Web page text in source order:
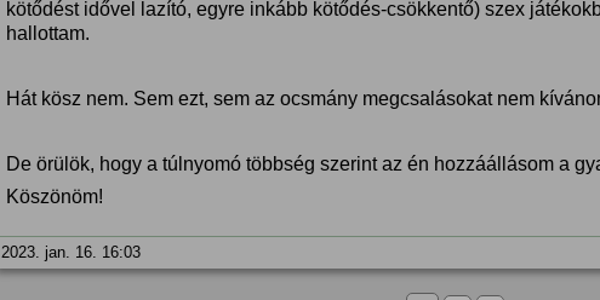
kötődést idővel lazító, egyre inkább kötődés-csökkentő) szex
hallottam.
Hát kösz nem. Sem ezt, sem az ocsmány megcsalásokat nem
De örülök, hogy a túlnyomó többség szerint az én hozzáállásom a
Köszönöm!
2023. jan. 16. 16:03